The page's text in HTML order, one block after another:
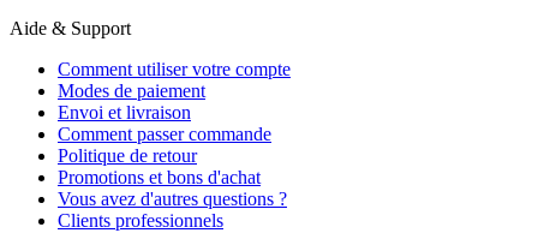
Aide & Support
Comment utiliser votre compte
Modes de paiement
Envoi et livraison
Comment passer commande
Politique de retour
Promotions et bons d'achat
Vous avez d'autres questions ?
Clients professionnels